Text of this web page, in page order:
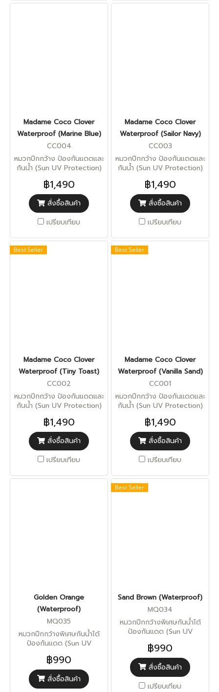
Madame Coco Clover
Waterproof (Marine Blue)
CC004
หมวกปีกกว้าง ป้องกันแดดและ
กันน้ำ (Sun UV Protection)
฿1,490
สั่งซื้อสินค้า
เปรียบเทียบ
Madame Coco Clover
Waterproof (Sailor Navy)
CC003
หมวกปีกกว้าง ป้องกันแดดและ
กันน้ำ (Sun UV Protection)
฿1,490
สั่งซื้อสินค้า
เปรียบเทียบ
Best Seller
Madame Coco Clover
Waterproof (Tiny Toast)
CC002
หมวกปีกกว้าง ป้องกันแดดและ
กันน้ำ (Sun UV Protection)
฿1,490
สั่งซื้อสินค้า
เปรียบเทียบ
Best Seller
Madame Coco Clover
Waterproof (Vanilla Sand)
CC001
หมวกปีกกว้าง ป้องกันแดดและ
กันน้ำ (Sun UV Protection)
฿1,490
สั่งซื้อสินค้า
เปรียบเทียบ
Golden Orange
(Waterproof)
MQ035
หมวกปีกกว้างพิเศษกันน้ำได้
ป้องกันแดด (Sun UV
Protection)
฿990
สั่งซื้อสินค้า
Best Seller
Sand Brown (Waterproof)
MQ034
หมวกปีกกว้างพิเศษกันน้ำได้
ป้องกันแดด (Sun UV
Protection)
฿990
สั่งซื้อสินค้า
เปรียบเทียบ